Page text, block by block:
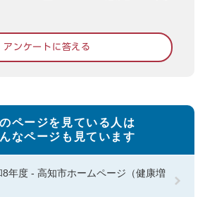
アンケートに答える
ページを見ている人は
なページも見ています
年度 - 高知市ホームページ（健康増